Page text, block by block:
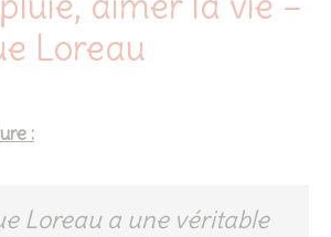
Loreau
:
Loreau a une véritable